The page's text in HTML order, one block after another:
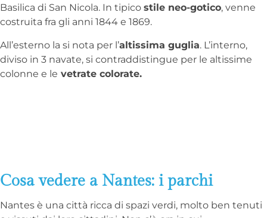
Basilica di San Nicola. In tipico stile neo-gotico, venne
costruita fra gli anni 1844 e 1869.
All’esterno la si nota per l’altissima guglia. L’interno,
diviso in 3 navate, si contraddistingue per le altissime
colonne e le vetrate colorate.
Cosa vedere a Nantes: i parchi
Nantes è una città ricca di spazi verdi, molto ben tenuti